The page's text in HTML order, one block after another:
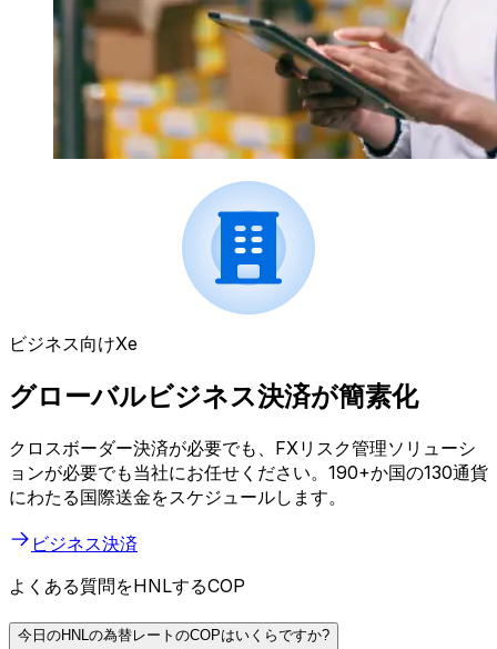
ビジネス向けXe
グローバルビジネス決済が簡素化
クロスボーダー決済が必要でも、FXリスク管理ソリューシ
ョンが必要でも当社にお任せください。190+か国の130通貨
にわたる国際送金をスケジュールします。
ビジネス決済
よくある質問をHNLするCOP
今日のHNLの為替レートのCOPはいくらですか?